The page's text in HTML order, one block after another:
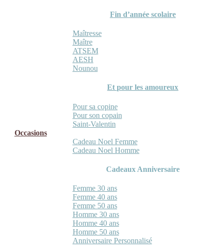
Fin d’année scolaire
Maîtresse
Maître
ATSEM
AESH
Nounou
Et pour les amoureux
Pour sa copine
Pour son copain
Saint-Valentin
Occasions
Cadeau Noel Femme
Cadeau Noel Homme
Cadeaux Anniversaire
Femme 30 ans
Femme 40 ans
Femme 50 ans
Homme 30 ans
Homme 40 ans
Homme 50 ans
Anniversaire Personnalisé